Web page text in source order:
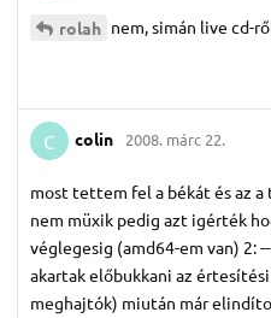
rolah nem, simán live cd-
C colin 2008. márc 22.
most tettem fel a békát és az a
nem müxik pedig azt igérték
véglegesig (amd64-em van) 2:
akartak előbukkani az
meghajtók) miután már